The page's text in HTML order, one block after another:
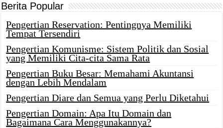
Berita Popular
Pengertian Reservation: Pentingnya Memiliki
Tempat Tersendiri
Pengertian Komunisme: Sistem Politik dan Sosial
yang Memiliki Cita-cita Sama Rata
Pengertian Buku Besar: Memahami Akuntansi
dengan Lebih Mendalam
Pengertian Diare dan Semua yang Perlu Diketahui
Pengertian Domain: Apa Itu Domain dan
Bagaimana Cara Menggunakannya?